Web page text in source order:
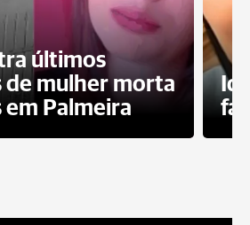
últimos
mulher morta
em Palmeira